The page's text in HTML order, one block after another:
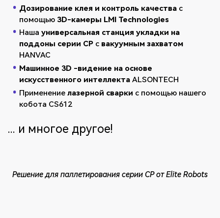
Дозирование клея и контроль качества с
помощью 3D-камеры LMI Technologies
Нашауниверсальная станция укладки на
поддоны серии CP с вакуумным захватом
HANVAC
Машинное 3D -видение на основе
искусственного интеллектаALSONTECH
Применениелазерной сварки с помощью нашего
кобота CS612
... и многое другое!
Решение для паллетирования серии CP от Elite Robots